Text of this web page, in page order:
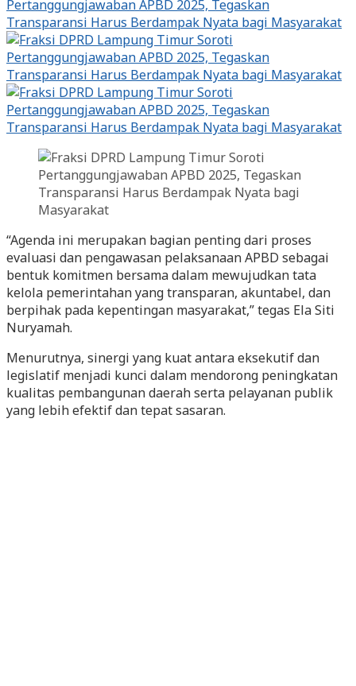
“Agenda ini merupakan bagian penting dari proses
evaluasi dan pengawasan pelaksanaan APBD sebagai
bentuk komitmen bersama dalam mewujudkan tata
kelola pemerintahan yang transparan, akuntabel, dan
berpihak pada kepentingan masyarakat,” tegas Ela Siti
Nuryamah.
Menurutnya, sinergi yang kuat antara eksekutif dan
legislatif menjadi kunci dalam mendorong peningkatan
kualitas pembangunan daerah serta pelayanan publik
yang lebih efektif dan tepat sasaran.